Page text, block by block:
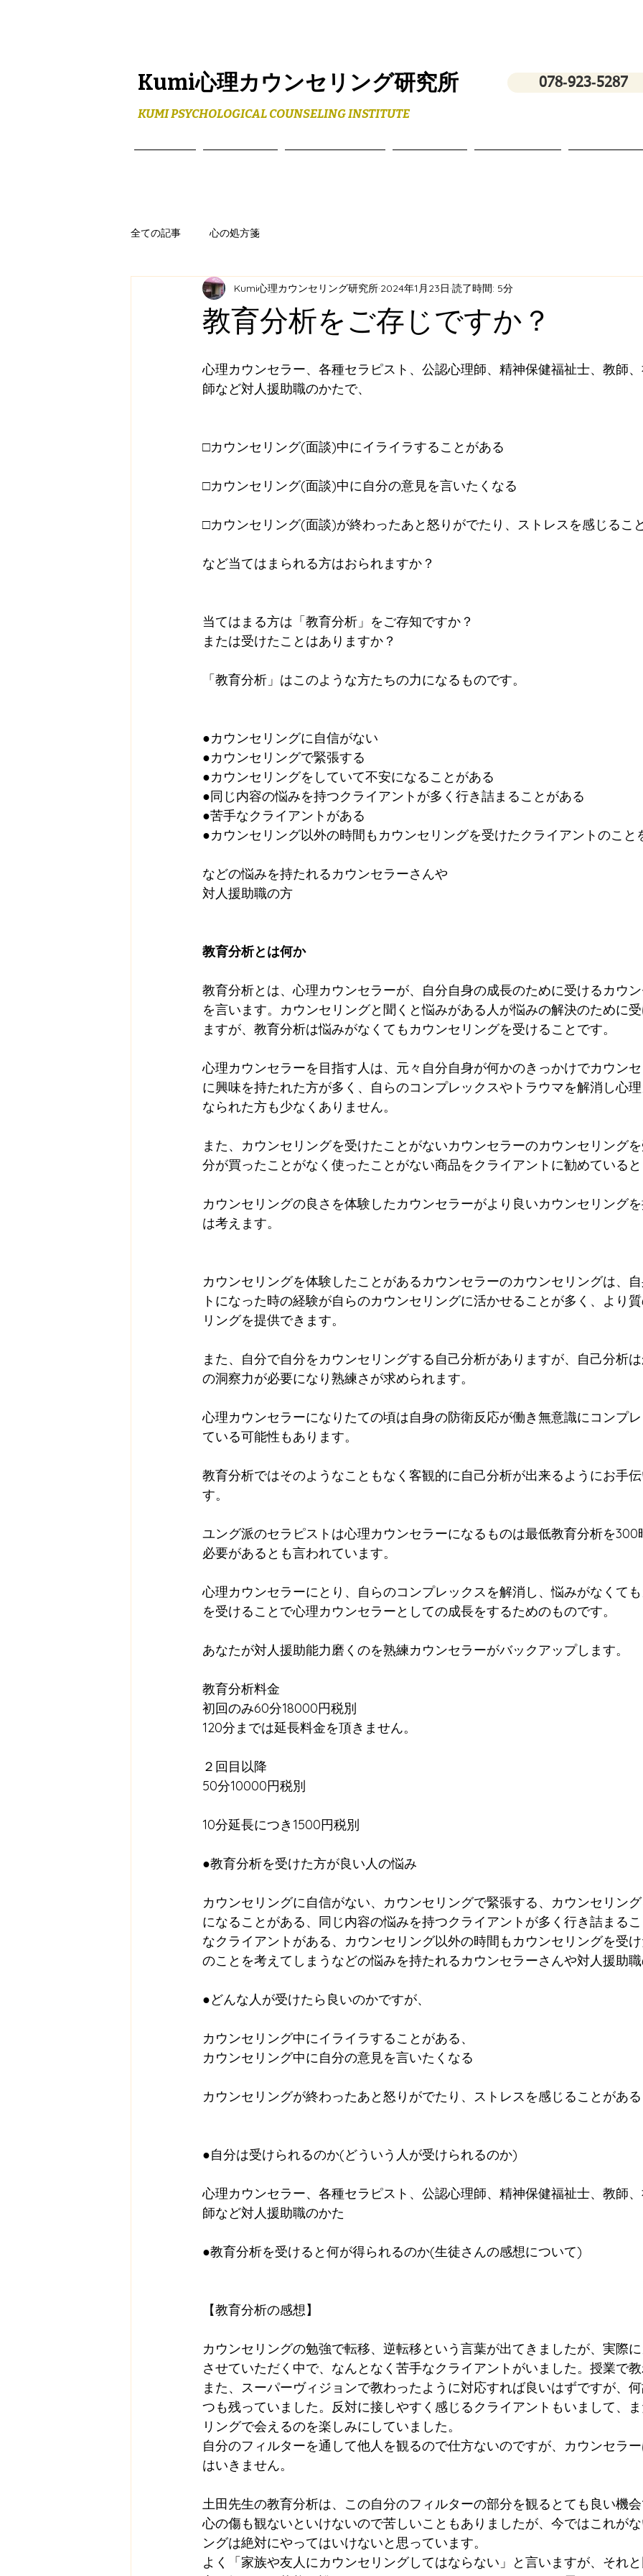
Kumi心理カウンセリング研究所 078‐923‐5287
KUMI PSYCHOLOGICAL COUNSELING INSTITUTE
全ての記事 心の処方箋
教育分析をご存じですか？
Kumi心理カウンセリング研究所 2024年1月23日 読了時間: 5分
心理カウンセラー、各種セラピスト、公認心理師、精神保健福祉士、教師
師など対人援助職のかたで、
□カウンセリング(面談)中にイライラすることがある
□カウンセリング(面談)中に自分の意見を言いたくなる
□カウンセリング(面談)が終わったあと怒りがでたり、ストレスを感じるこ
など当てはまられる方はおられますか？
当てはまる方は「教育分析」をご存知ですか？
または受けたことはありますか？
「教育分析」はこのような方たちの力になるものです。
●カウンセリングに自信がない
●カウンセリングで緊張する
●カウンセリングをしていて不安になることがある
●同じ内容の悩みを持つクライアントが多く行き詰まることがある
●苦手なクライアントがある
●カウンセリング以外の時間もカウンセリングを受けたクライアントのこと
などの悩みを持たれるカウンセラーさんや
対人援助職の方
教育分析とは何か
教育分析とは、心理カウンセラーが、自分自身の成長のために受けるカウ
を言います。カウンセリングと聞くと悩みがある人が悩みの解決のために
ますが、教育分析は悩みがなくてもカウンセリングを受けることです。
心理カウンセラーを目指す人は、元々自分自身が何かのきっかけでカウン
に興味を持たれた方が多く、自らのコンプレックスやトラウマを解消し心
なられた方も少なくありません。
また、カウンセリングを受けたことがないカウンセラーのカウンセリング
分が買ったことがなく使ったことがない商品をクライアントに勧めていると
カウンセリングの良さを体験したカウンセラーがより良いカウンセリング
は考えます。
カウンセリングを体験したことがあるカウンセラーのカウンセリングは、
トになった時の経験が自らのカウンセリングに活かせることが多く、より
リングを提供できます。
また、自分で自分をカウンセリングする自己分析がありますが、自己分析
の洞察力が必要になり熟練さが求められます。
心理カウンセラーになりたての頃は自身の防衛反応が働き無意識にコンプ
ている可能性もあります。
教育分析ではそのようなこともなく客観的に自己分析が出来るようにお手
す。
ユング派のセラピストは心理カウンセラーになるものは最低教育分析を300
必要があるとも言われています。
心理カウンセラーにとり、自らのコンプレックスを解消し、悩みがなくて
を受けることで心理カウンセラーとしての成長をするためのものです。
あなたが対人援助能力磨くのを熟練カウンセラーがバックアップします。
教育分析料金
初回のみ60分18000円税別
120分までは延長料金を頂きません。
２回目以降
50分10000円税別
10分延長につき1500円税別
●教育分析を受けた方が良い人の悩み
カウンセリングに自信がない、カウンセリングで緊張する、カウンセリン
になることがある、同じ内容の悩みを持つクライアントが多く行き詰まる
なクライアントがある、カウンセリング以外の時間もカウンセリングを受
のことを考えてしまうなどの悩みを持たれるカウンセラーさんや対人援助
●どんな人が受けたら良いのかですが、
カウンセリング中にイライラすることがある、
カウンセリング中に自分の意見を言いたくなる
カウンセリングが終わったあと怒りがでたり、ストレスを感じることがある
●自分は受けられるのか(どういう人が受けられるのか)
心理カウンセラー、各種セラピスト、公認心理師、精神保健福祉士、教師
師など対人援助職のかた
●教育分析を受けると何が得られるのか(生徒さんの感想について)
【教育分析の感想】
カウンセリングの勉強で転移、逆転移という言葉が出てきましたが、実際
させていただく中で、なんとなく苦手なクライアントがいました。授業で教
また、スーパーヴィジョンで教わったように対応すれば良いはずですが、
つも残っていました。反対に接しやすく感じるクライアントもいまして、
リングで会えるのを楽しみにしていました。
自分のフィルターを通して他人を観るので仕方ないのですが、カウンセラ
はいきません。
土田先生の教育分析は、この自分のフィルターの部分を観るとても良い機
心の傷も観ないといけないので苦しいこともありましたが、今ではこれが
ングは絶対にやってはいけないと思っています。
よく「家族や友人にカウンセリングしてはならない」と言いますが、それ